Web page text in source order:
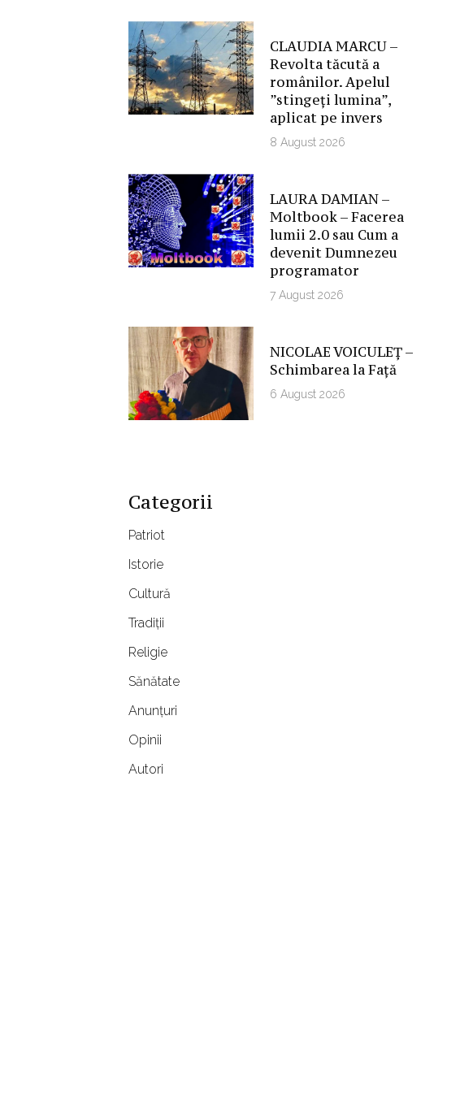
CLAUDIA MARCU –
Revolta tăcută a
românilor. Apelul
”stingeți lumina”,
aplicat pe invers
8 August 2026
LAURA DAMIAN –
Moltbook – Facerea
lumii 2.0 sau Cum a
devenit Dumnezeu
programator
7 August 2026
NICOLAE VOICULEȚ –
Schimbarea la Față
6 August 2026
Categorii
Patriot
Istorie
Cultură
Tradiții
Religie
Sănătate
Anunțuri
Opinii
Autori